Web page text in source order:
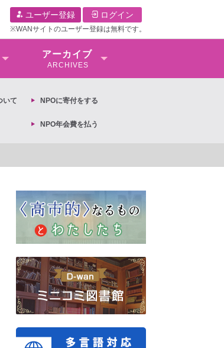
ユーザー登録 ログイン
※WANサイトのユーザー登録は無料です。
アーカイブ
ARCHIVES
いて NPOに寄付をする
NPO年会費を払う